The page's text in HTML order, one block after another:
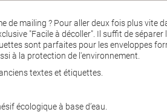
mailing ? Pour aller deux fois plus vite
"Facile à décoller". Il suffit de
sont parfaites pour les enveloppes
à la protection de l'environnement.
textes et étiquettes.
écologique à base d’eau.